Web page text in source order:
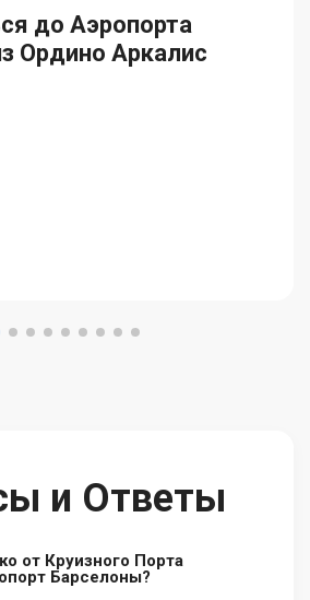
до Аэропорта
Ордино Аркалис
и Ответы
от Круизного Порта
Барселоны?